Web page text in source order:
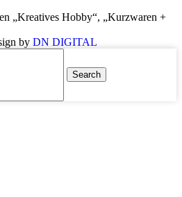
„Kreatives Hobby“, „Kurzwaren +
by DN DIGITAL
Search